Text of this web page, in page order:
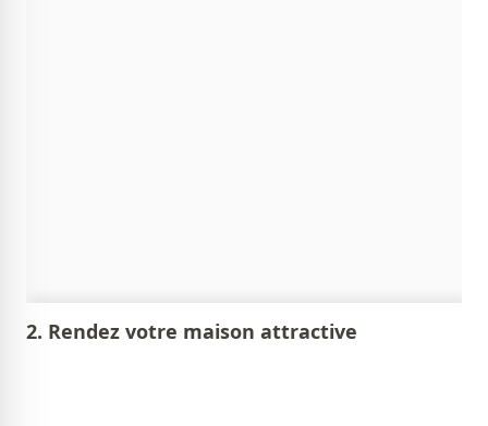
2. Rendez votre maison attractive